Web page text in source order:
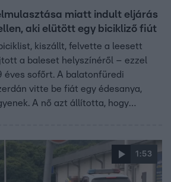
miatt indult eljárás
aki elütött egy bicikliző fiút
kiszállt, felvette a leesett
a baleset helyszínéről – ezzel
éves sofőrt. A balatonfüredi
vitte be fiát egy édesanya,
A nő azt állította, hogy
hogy jól van-e, de a fiú biciklire
1:53